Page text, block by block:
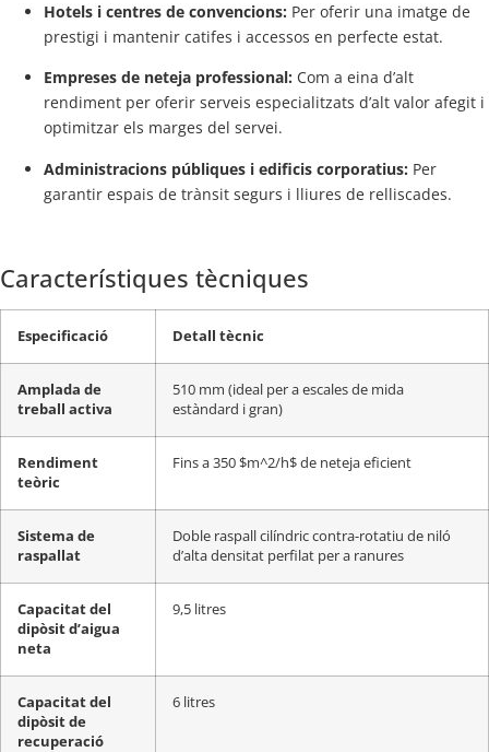
Hotels i centres de convencions: Per oferir una imatge de
prestigi i mantenir catifes i accessos en perfecte estat.
Empreses de neteja professional: Com a eina d’alt
rendiment per oferir serveis especialitzats d’alt valor afegit i
optimitzar els marges del servei.
Administracions públiques i edificis corporatius: Per
garantir espais de trànsit segurs i lliures de relliscades.
Característiques tècniques
Especificació Detall tècnic
Amplada de
treball activa
510 mm (ideal per a escales de mida
estàndard i gran)
Rendiment
teòric
Fins a 350$m^2/h$de neteja eficient
Sistema de
raspallat
Doble raspall cilíndric contra-rotatiu de niló
d’alta densitat perfilat per a ranures
Capacitat del
dipòsit d’aigua
neta
9,5 litres
Capacitat del
dipòsit de
recuperació
6 litres